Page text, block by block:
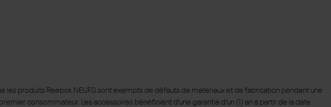
produits Reebok NEUFS sont exempts de défauts de matériaux et de fabrication pendant une
consommateur. Les accessoires bénéficient d’une garantie d’un (1) an à partir de la date